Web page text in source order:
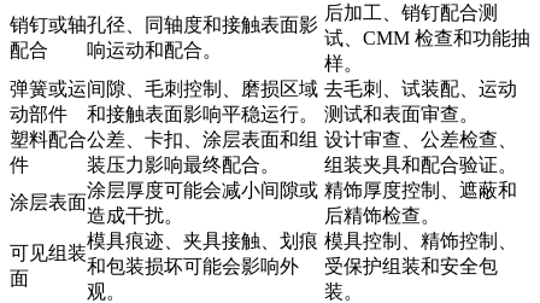
销钉或轴
配合
孔径、同轴度和接触表面影
响运动和配合。
后加工、销钉配合测
试、CMM 检查和功能抽
样。
弹簧或运
动部件
间隙、毛刺控制、磨损区域
和接触表面影响平稳运行。
去毛刺、试装配、运动
测试和表面审查。
塑料配合
件
公差、卡扣、涂层表面和组
装压力影响最终配合。
设计审查、公差检查、
组装夹具和配合验证。
涂层表面
涂层厚度可能会减小间隙或
造成干扰。
精饰厚度控制、遮蔽和
后精饰检查。
可见组装
面
模具痕迹、夹具接触、划痕
和包装损坏可能会影响外
观。
模具控制、精饰控制、
受保护组装和安全包
装。